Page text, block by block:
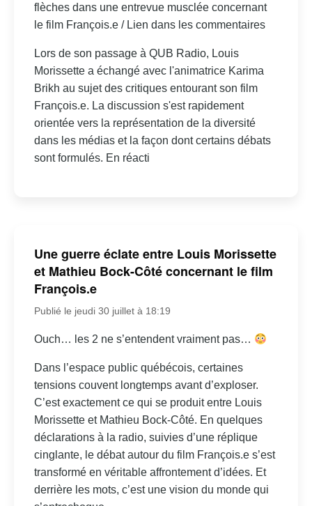
flèches dans une entrevue musclée concernant
le film François.e / Lien dans les commentaires
Lors de son passage à QUB Radio, Louis
Morissette a échangé avec l'animatrice Karima
Brikh au sujet des critiques entourant son film
François.e. La discussion s'est rapidement
orientée vers la représentation de la diversité
dans les médias et la façon dont certains débats
sont formulés. En réacti
Une guerre éclate entre Louis Morissette
et Mathieu Bock-Côté concernant le film
François.e
Publié le jeudi 30 juillet à 18:19
Ouch… les 2 ne s’entendent vraiment pas…
Dans l’espace public québécois, certaines
tensions couvent longtemps avant d’exploser.
C’est exactement ce qui se produit entre Louis
Morissette et Mathieu Bock-Côté. En quelques
déclarations à la radio, suivies d’une réplique
cinglante, le débat autour du film François.e s’est
transformé en véritable affrontement d’idées. Et
derrière les mots, c’est une vision du monde qui